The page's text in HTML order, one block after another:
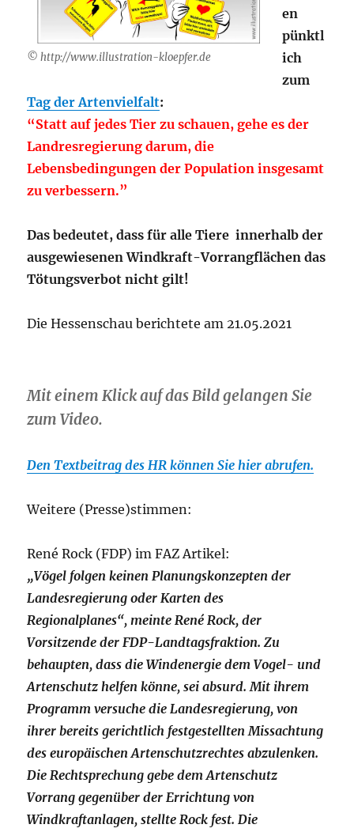
© http://www.illustration-kloepfer.de
en
pünktl
ich
zum
Tag der Artenvielfalt:
“Statt auf jedes Tier zu schauen, gehe es der
Landresregierung darum, die
Lebensbedingungen der Population insgesamt
zu verbessern.”
Das bedeutet, dass für alle Tiere innerhalb der
ausgewiesenen Windkraft-Vorrangflächen das
Tötungsverbot nicht gilt!
Die Hessenschau berichtete am 21.05.2021
Mit einem Klick auf das Bild gelangen Sie
zum Video.
Den Textbeitrag des HR können Sie hier abrufen.
Weitere (Presse)stimmen:
René Rock (FDP) im FAZ Artikel:
„Vögel folgen keinen Planungskonzepten der
Landesregierung oder Karten des
Regionalplanes“, meinte René Rock, der
Vorsitzende der FDP-Landtagsfraktion. Zu
behaupten, dass die Windenergie dem Vogel- und
Artenschutz helfen könne, sei absurd. Mit ihrem
Programm versuche die Landesregierung, von
ihrer bereits gerichtlich festgestellten Missachtung
des europäischen Artenschutzrechtes abzulenken.
Die Rechtsprechung gebe dem Artenschutz
Vorrang gegenüber der Errichtung von
Windkraftanlagen, stellte Rock fest. Die